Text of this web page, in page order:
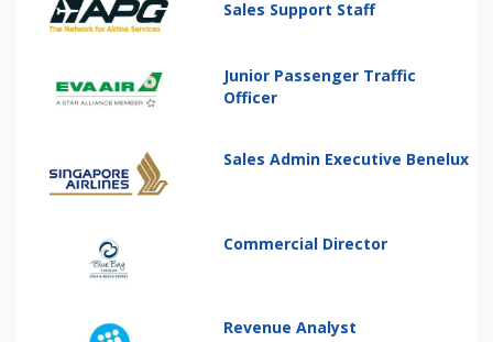
Sales Support Staff
Junior Passenger Traffic
Officer
Sales Admin Executive Benelux
Commercial Director
Revenue Analyst